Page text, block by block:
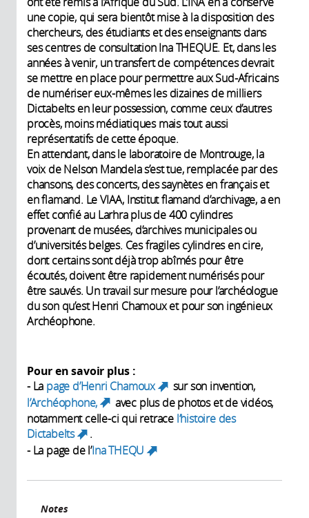
une copie, qui sera bientôt mise à la disposition des
chercheurs, des étudiants et des enseignants dans
ses centres de consultation Ina THEQUE. Et, dans les
années à venir, un transfert de compétences devrait
se mettre en place pour permettre aux Sud-Africains
de numériser eux-mêmes les dizaines de milliers
Dictabelts en leur possession, comme ceux d’autres
procès, moins médiatiques mais tout aussi
représentatifs de cette époque.
En attendant, dans le laboratoire de Montrouge, la
voix de Nelson Mandela s’est tue, remplacée par des
chansons, des concerts, des saynètes en français et
en flamand. Le VIAA, Institut flamand d’archivage, a en
effet confié au Larhra plus de 400 cylindres
provenant de musées, d’archives municipales ou
d’universités belges. Ces fragiles cylindres en cire,
dont certains sont déjà trop abîmés pour être
écoutés, doivent être rapidement numérisés pour
être sauvés. Un travail sur mesure pour l’archéologue
du son qu’est Henri Chamoux et pour son ingénieux
Archéophone.
Pour en savoir plus :
- La page d’Henri Chamoux (link is external)
sur son invention,
l’Archéophone,
(link is external)
avec plus de photos et de vidéos,
notamment celle-ci qui retrace l’histoire des
Dictabelts
(link is external)
.
- La page de l’Ina THEQU
Notes